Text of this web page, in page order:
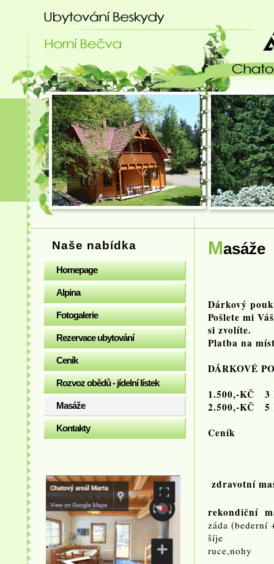
Ubytování Beskydy - chatový
Naše nabídka
Homepage
Alpina
Fotogalerie
Rezervace ubytování
Ceník
Rozvoz obědů - jídelní lístek
Masáže
Kontakty
M
Dárkový
Pošlete mi
si zvolíte.
Platba na
DÁRKOVÉ
1.500,-KČ 3
2.500,-KČ 5
Ceník
zdravotní
rekondiční
záda
šíje